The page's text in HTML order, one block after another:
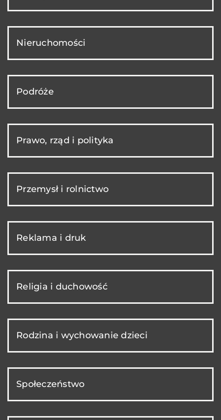
Nieruchomości
Podróże
Prawo, rząd i polityka
Przemysł i rolnictwo
Reklama i druk
Religia i duchowość
Rodzina i wychowanie dzieci
Społeczeństwo